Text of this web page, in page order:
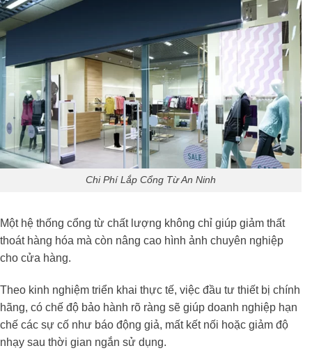
Chi Phí Lắp Cổng Từ An Ninh
Một hệ thống cổng từ chất lượng không chỉ giúp giảm thất
thoát hàng hóa mà còn nâng cao hình ảnh chuyên nghiệp
cho cửa hàng.
Theo kinh nghiệm triển khai thực tế, việc đầu tư thiết bị chính
hãng, có chế độ bảo hành rõ ràng sẽ giúp doanh nghiệp hạn
chế các sự cố như báo động giả, mất kết nối hoặc giảm độ
nhạy sau thời gian ngắn sử dụng.